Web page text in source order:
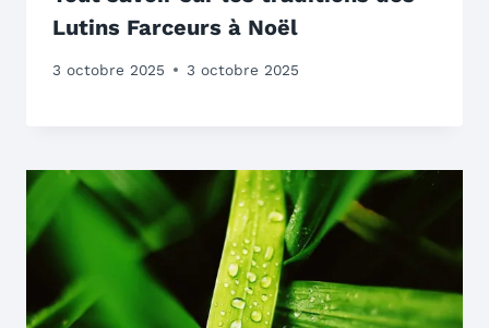
Lutins Farceurs à Noël
3 octobre 2025 3 octobre 2025